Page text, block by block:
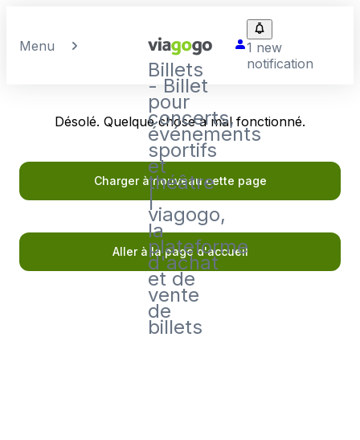
Menu
Billets
- Billet
pour
concerts,
événements
sportifs
et
théâtre
|
viagogo,
la
plateforme
d'achat
et de
vente
de
billets
1 new
notification
Désolé. Quelque chose a mal fonctionné.
Charger à nouveau cette page
Aller à la page d'accueil